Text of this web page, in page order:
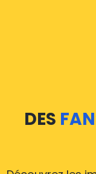
Les voitures
24 et 7 jours sur
aéroports
DES